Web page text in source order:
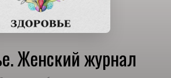
Женский журнал